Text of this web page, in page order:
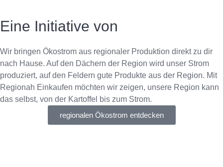
Eine Initiative von
Wir bringen Ökostrom aus regionaler Produktion direkt zu dir
nach Hause. Auf den Dächern der Region wird unser Strom
produziert, auf den Feldern gute Produkte aus der Region. Mit
Regionah Einkaufen möchten wir zeigen, unsere Region kann
das selbst, von der Kartoffel bis zum Strom.
regionalen Ökostrom entdecken